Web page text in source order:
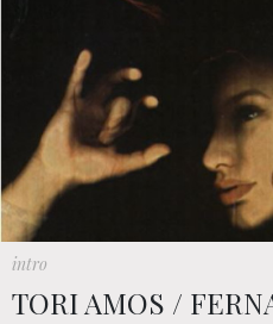
intro
TORI AMOS /